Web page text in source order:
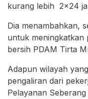
kurang lebih 2x24
Dia menambahkan,
untuk meningkatkan
bersih PDAM Tirta
Adapun wilayah
pengaliran dari
Pelayanan